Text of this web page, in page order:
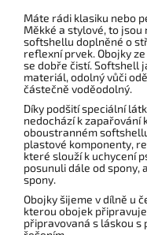
Máte rádi klasiku nebo
Měkké a stylové, to jsou
softshellu doplněné o
reflexní prvek. Obojky
se dobře čistí. Softshell
materiál, odolný vůči
částečně voděodolný.
Díky podšití speciální
nedochází k zapařování
oboustranném
plastové komponenty,
které slouží k uchycení
posunuli dále od spony,
spony.
Obojky šijeme v dílně u
kterou obojek
připravovaná s láskou s